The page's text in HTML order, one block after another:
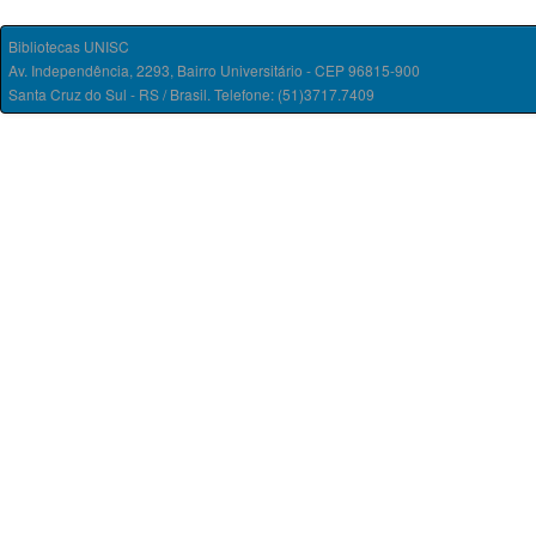
Bibliotecas UNISC
Av. Independência, 2293, Bairro Universitário - CEP 96815-900
Santa Cruz do Sul - RS / Brasil. Telefone: (51)3717.7409